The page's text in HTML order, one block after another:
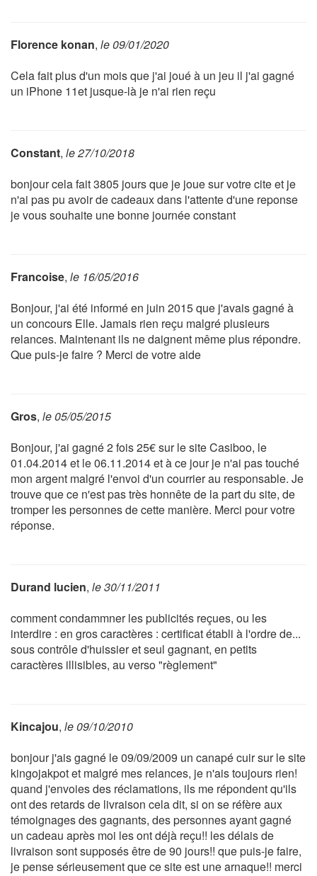
Florence konan, le 09/01/2020
Cela fait plus d'un mois que j'ai joué à un jeu il j'ai gagné
un iPhone 11et jusque-là je n'ai rien reçu
Constant, le 27/10/2018
bonjour cela fait 3805 jours que je joue sur votre cite et je
n'ai pas pu avoir de cadeaux dans l'attente d'une reponse
je vous souhaite une bonne journée constant
Francoise, le 16/05/2016
Bonjour, j'ai été informé en juin 2015 que j'avais gagné à
un concours Elle. Jamais rien reçu malgré plusieurs
relances. Maintenant ils ne daignent même plus répondre.
Que puis-je faire ? Merci de votre aide
Gros, le 05/05/2015
Bonjour, j'ai gagné 2 fois 25€ sur le site Casiboo, le
01.04.2014 et le 06.11.2014 et à ce jour je n'ai pas touché
mon argent malgré l'envoi d'un courrier au responsable. Je
trouve que ce n'est pas très honnête de la part du site, de
tromper les personnes de cette manière. Merci pour votre
réponse.
Durand lucien, le 30/11/2011
comment condammner les publicités reçues, ou les
interdire : en gros caractères : certificat établi à l'ordre de...
sous contrôle d'huissier et seul gagnant, en petits
caractères illisibles, au verso "règlement"
Kincajou, le 09/10/2010
bonjour j'ais gagné le 09/09/2009 un canapé cuir sur le site
kingojakpot et malgré mes relances, je n'ais toujours rien!
quand j'envoies des réclamations, ils me répondent qu'ils
ont des retards de livraison cela dit, si on se réfère aux
témoignages des gagnants, des personnes ayant gagné
un cadeau après moi les ont déjà reçu!! les délais de
livraison sont supposés être de 90 jours!! que puis-je faire,
je pense sérieusement que ce site est une arnaque!! merci